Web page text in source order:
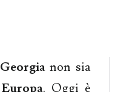
Georgianon sia
Europa. Oggi è